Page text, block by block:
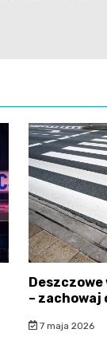
– zachowaj
7 maja 2026